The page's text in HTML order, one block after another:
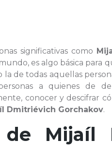
significativas como
es algo básica para
la de todas aquellas
a quienes de
conocer y descifrar
Dmitriévich Gorchakov.
de Mijaíl